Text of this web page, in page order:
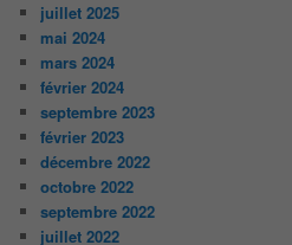
juillet 2025
mai 2024
mars 2024
février 2024
septembre 2023
février 2023
décembre 2022
octobre 2022
septembre 2022
juillet 2022